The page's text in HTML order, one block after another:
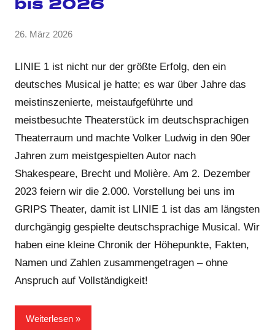
bis 2026
von
Team
26. März 2026
LINIE 1 ist nicht nur der größte Erfolg, den ein
deutsches Musical je hatte; es war über Jahre das
meistinszenierte, meistaufgeführte und
meistbesuchte Theaterstück im deutschsprachigen
Theaterraum und machte Volker Ludwig in den 90er
Jahren zum meistgespielten Autor nach
Shakespeare, Brecht und Molière. Am 2. Dezember
2023 feiern wir die 2.000. Vorstellung bei uns im
GRIPS Theater, damit ist LINIE 1 ist das am längsten
durchgängig gespielte deutschsprachige Musical. Wir
haben eine kleine Chronik der Höhepunkte, Fakten,
Namen und Zahlen zusammengetragen – ohne
Anspruch auf Vollständigkeit!
Weiterlesen